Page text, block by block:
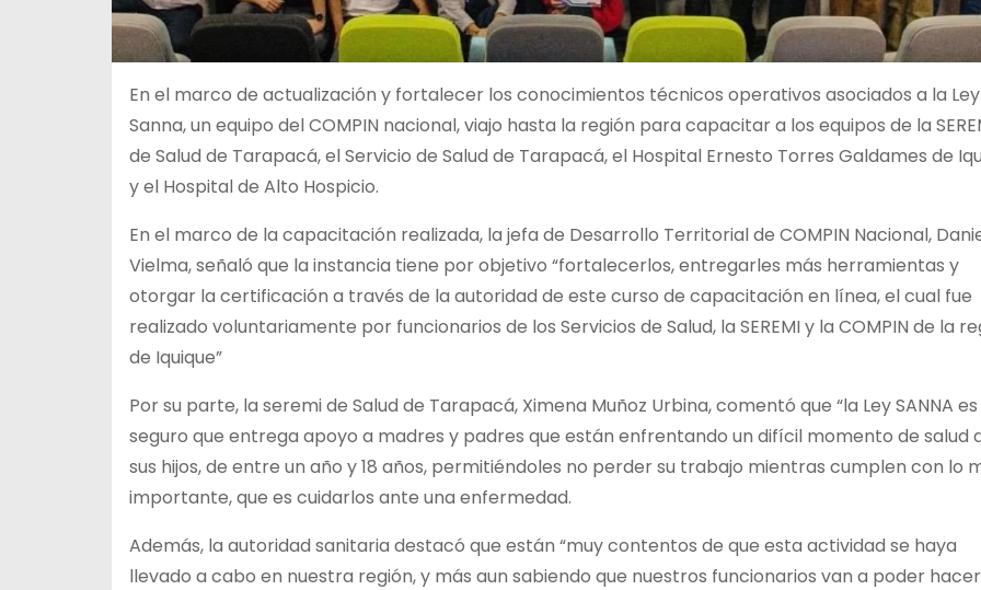
En el marco de actualización y fortalecer los conocimientos técnicos operativos asociados a la Ley
Sanna, un equipo del COMPIN nacional, viajo hasta la región para capacitar a los equipos de la
de Salud de Tarapacá, el Servicio de Salud de Tarapacá, el Hospital Ernesto Torres Galdames de
y el Hospital de Alto Hospicio.
En el marco de la capacitación realizada, la jefa de Desarrollo Territorial de COMPIN Nacional,
Vielma, señaló que la instancia tiene por objetivo “fortalecerlos, entregarles más herramientas y
otorgar la certificación a través de la autoridad de este curso de capacitación en línea, el cual fue
realizado voluntariamente por funcionarios de los Servicios de Salud, la SEREMI y la COMPIN de la
de Iquique”
Por su parte, la seremi de Salud de Tarapacá, Ximena Muñoz Urbina, comentó que “la Ley SANNA es
seguro que entrega apoyo a madres y padres que están enfrentando un difícil momento de salud
sus hijos, de entre un año y 18 años, permitiéndoles no perder su trabajo mientras cumplen con lo
importante, que es cuidarlos ante una enfermedad.
Además, la autoridad sanitaria destacó que están “muy contentos de que esta actividad se haya
llevado a cabo en nuestra región, y más aun sabiendo que nuestros funcionarios van a poder